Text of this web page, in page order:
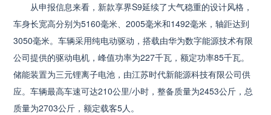
从申报信息来看，新款享界S9延续了大气稳重的设计风格，
车身长宽高分别为5160毫米、2005毫米和1492毫米，轴距达到
3050毫米。车辆采用纯电动驱动，搭载由华为数字能源技术有限
公司提供的驱动电机，峰值功率为227千瓦，额定功率85千瓦。
储能装置为三元锂离子电池，由江苏时代新能源科技有限公司供
应。车辆最高车速可达210公里/小时，整备质量为2453公斤，总
质量为2703公斤，额定载客5人。